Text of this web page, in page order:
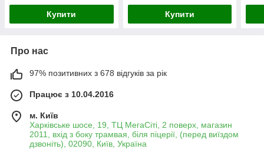
Купити Купити
Про нас
97% позитивних з 678 відгуків за рік
Працює з 10.04.2016
м. Київ
Харківське шосе, 19, ТЦ МегаСіті, 2 поверх, магазин
2011, вхід з боку трамвая, біля піцерії, (перед виїздом
дзвоніть), 02090, Київ, Україна